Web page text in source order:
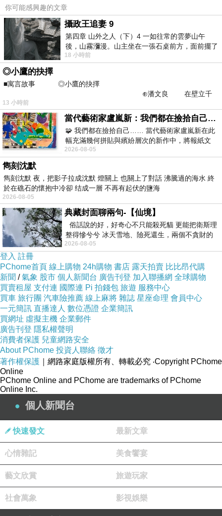
漸層粉色的外盒設計很精緻
瞬間擄獲女王的少女心啊!!
搭配蘋果的圖樣點綴更繽紛
並壓印【Plusday】品牌名
盒身上清楚標示美妍水的商品資訊
成分與注意事項等都描述很詳細
須放置陰涼乾燥處保存
避免陽光照射而變質唷!!
保存期限是兩年左右
【Plusday】蘋果美妍水
一盒裡面是六包入裝
輕巧包設計方便隨身攜帶
放在包包中能輕鬆帶著走
隨時隨地取出飲用很便利
你可能感興趣的文章
攝政王追妻 9
第四章 山外之人（下）4 一如往常的雲夢山午
後，山霧瀰漫。山主坐在一張石桌前方，面前擺了
一盤未下完的棋盤，還有一壺茶與兩只冒
18 小時前
◎小鷹的抉擇
■寓言故事 ◎小鷹的抉擇
⊕潘文良 在壁立千
仞的懸崖上，有一座遮天蔽
13 小時前
當代藝術家盧嵐新：我們都在撿拾自己，將散落的情緒與碎片，拼回生命完整的輪廓
🧩 我們都在撿拾自己…… 當代藝術家盧嵐新在此
幅充滿幾何拼貼與繽紛層次的新作中，將報紙文
字、彩色剪紙與明亮顏料層層
2026-08-05
雋刻沈默
雋刻沈默 夜，把影子拉成沈默 燈關上 也關上了對話 沸騰過的海水 終
於在礁石的懷抱中冷卻 结成一層 不再有起伏的鹽海
2026-08-05
典藏封面聊兩句-【仙境】
俗話說的好，好奇心不只能殺死貓 更能把衛斯理
整得慘兮兮 冰天雪地、險死還生，兩個不貪財的
人尋什麼寶？ 人家追尋愛情還
2026-08-05
登入 註冊
PChome首頁 線上購物 24h購物 書店 露天拍賣 比比昂代購
新聞 /氣象 股市 個人新聞台 廣告刊登 加入聯播網 全球購物
買賣租屋 支付連 國際連 Pi 拍錢包 旅遊 服務中心
買車 旅行團 汽車險推薦 線上麻將 雜誌 星座命理 會員中心
一元簡訊 直播達人 數位憑證 企業簡訊
買網址 虛擬主機 企業郵件
廣告刊登 隱私權聲明
消費者保護 兒童網路安全
About PChome 投資人聯絡 徵才
著作權保護 ｜網路家庭版權所有、轉載必究 ‧Copyright PChome
Online
PChome Online and PChome are trademarks of PChome
Online Inc.
個人新聞台
快速發文 最新文章
心情雜記 美食饗宴
藝文欣賞 旅遊玩家
社會萬象 影視娛樂